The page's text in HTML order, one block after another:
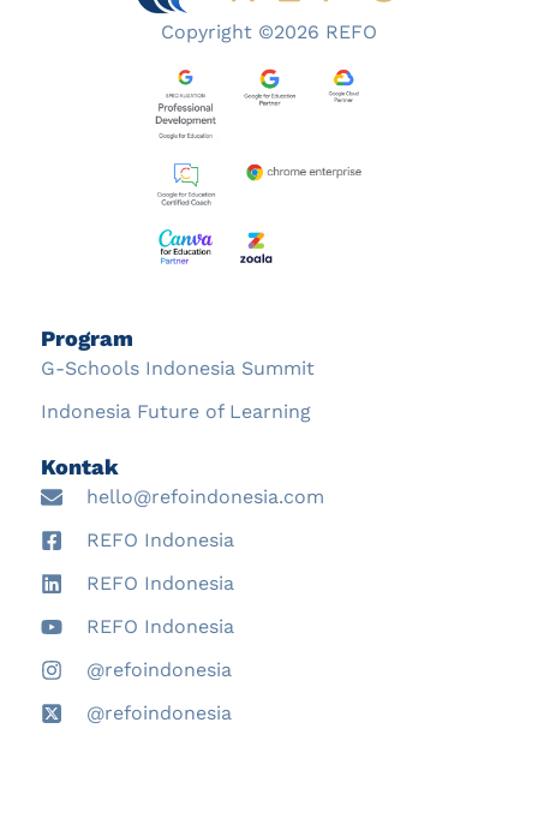
Copyright ©2026 REFO
Program
G-Schools Indonesia Summit
Indonesia Future of Learning
Kontak
hello@refoindonesia.com
REFO Indonesia
REFO Indonesia
REFO Indonesia
@refoindonesia
@refoindonesia